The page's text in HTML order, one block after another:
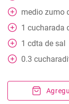
medio zumo
1 cucharada
1 cdta de sal
0.3